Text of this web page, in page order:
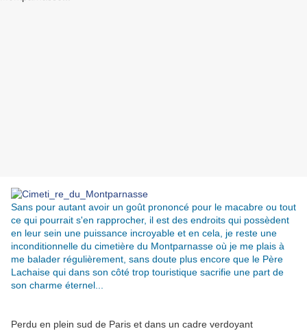
Sans pour autant avoir un goût prononcé pour le macabre ou tout
ce qui pourrait s'en rapprocher, il est des endroits qui possèdent
en leur sein une puissance incroyable et en cela, je reste une
inconditionnelle du cimetière du Montparnasse où je me plais à
me balader régulièrement, sans doute plus encore que le Père
Lachaise qui dans son côté trop touristique sacrifie une part de
son charme éternel...
Perdu en plein sud de Paris et dans un cadre verdoyant